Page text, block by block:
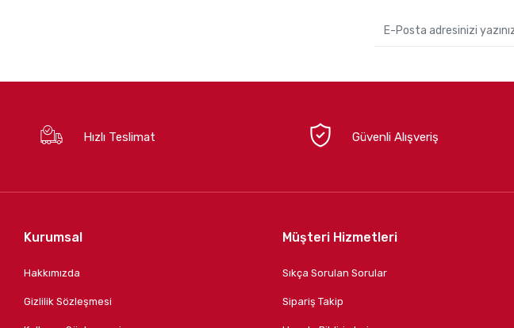
Hızlı Teslimat Güvenli Alışveriş
Kurumsal
Hakkımızda
Gizlilik Sözleşmesi
Müşteri Hizmetleri
Sıkça Sorulan Sorular
Sipariş Takip